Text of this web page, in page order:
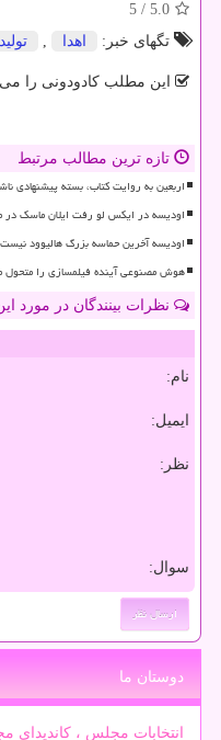
5.0
/ 5
تگهای خبر:
اهدا , تولید
این مطلب کادودونی را می
تازه ترین مطالب مرتبط
اربعین به روایت کتاب، بسته پیشنهادی
اودیسه در ایکس لو رفت ایلان ماسک در
اودیسه آخرین حماسه بزرگ هالیوود
هوش مصنوعی آینده فیلمسازی را متحول
نظرات بینندگان در مورد
نام:
ایمیل:
نظر:
سوال:
دوستان ما
انتخابات مجلس ، کاندیدای